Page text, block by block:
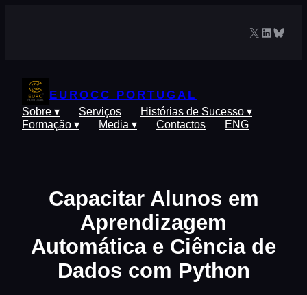
X LinkedIn
EUROCC PORTUGAL
Sobre ▾ Serviços
Histórias de Sucesso ▾
Formação ▾
Media ▾ Contactos ENG
Capacitar Alunos em
Aprendizagem
Automática e Ciência de
Dados com Python